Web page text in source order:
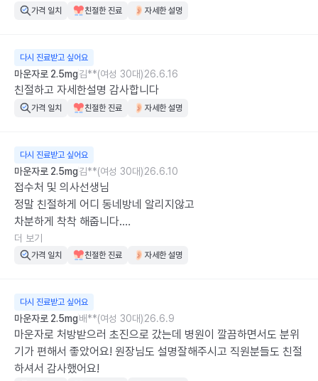
가격 일치 친절한 진료 자세한 설명
다시 진료받고 싶어요
마운자로 2.5mg김**(여성 30대)26.6.16
친절하고 자세한설명 감사합니다
가격 일치 친절한 진료 자세한 설명
다시 진료받고 싶어요
마운자로 2.5mg김**(여성 30대)26.6.10
접수처 및 의사선생님
정말 친절하게 어디 동네방네 알리지않고
차분하게 착착 해줍니다.
타인의 시선이 아무래도 부담스러운데
시크릿모먼트를 아시고 말 그대로 알아서 해주십니다
더 보기
가격 일치 친절한 진료 자세한 설명
다시 진료받고 싶어요
마운자로 2.5mg배**(여성 30대)26.6.9
마운자로 처방받으러 초진으로 갔는데 병원이 깔끔하면서도 분위
기가 편해서 좋았어요! 원장님도 설명잘해주시고 직원분들도 친절
하셔서 감사했어요!